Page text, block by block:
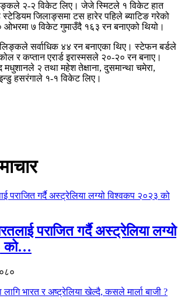
२-२ विकेट लिए। जेजे स्मिटले १ विकेट हात
जिलाङ्समा टस हारेर पहिले ब्याटिङ गरेको
ओभरमा ७ विकेट गुमाउँदै १६३ रन बनाएको थियो।
सर्वाधिक ४४ रन बनाएका थिए। स्टेफन बर्डले
र कप्तान एरार्ड इरास्मसले २०-२० रन बनाए।
मधुशानले २ तथा महेश तेक्षाना, दुसमान्था चमेरा,
हसरंगाले १-१ विकेट लिए।
पराजित गर्दै अस्ट्रेलिया लग्यो
को…